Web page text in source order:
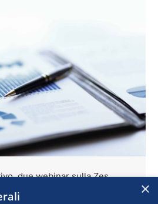
due webinar sulla Zes
×